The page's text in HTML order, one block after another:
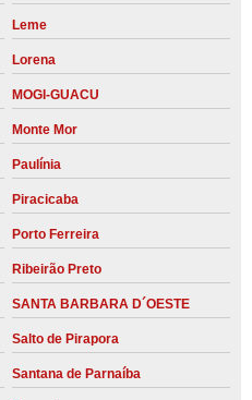
Leme
Lorena
MOGI-GUACU
Monte Mor
Paulínia
Piracicaba
Porto Ferreira
Ribeirão Preto
SANTA BARBARA D´OESTE
Salto de Pirapora
Santana de Parnaíba